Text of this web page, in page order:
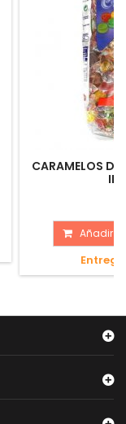
CARAMELOS DE
Añadir